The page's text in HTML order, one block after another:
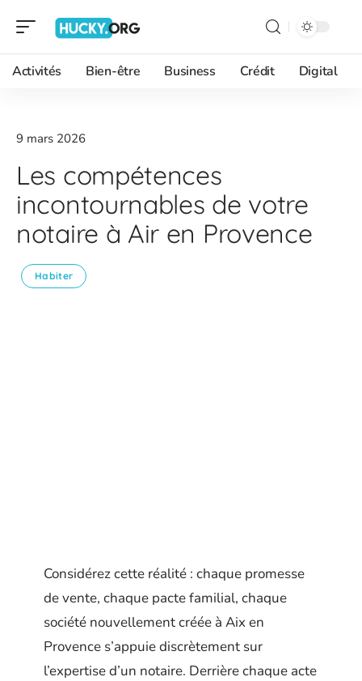
Activités Bien-être Business Crédit Digital
9 mars 2026
Les compétences
incontournables de votre
notaire à Air en Provence
Habiter
Considérez cette réalité : chaque promesse
de vente, chaque pacte familial, chaque
société nouvellement créée à Aix en
Provence s’appuie discrètement sur
l’expertise d’un notaire. Derrière chaque acte